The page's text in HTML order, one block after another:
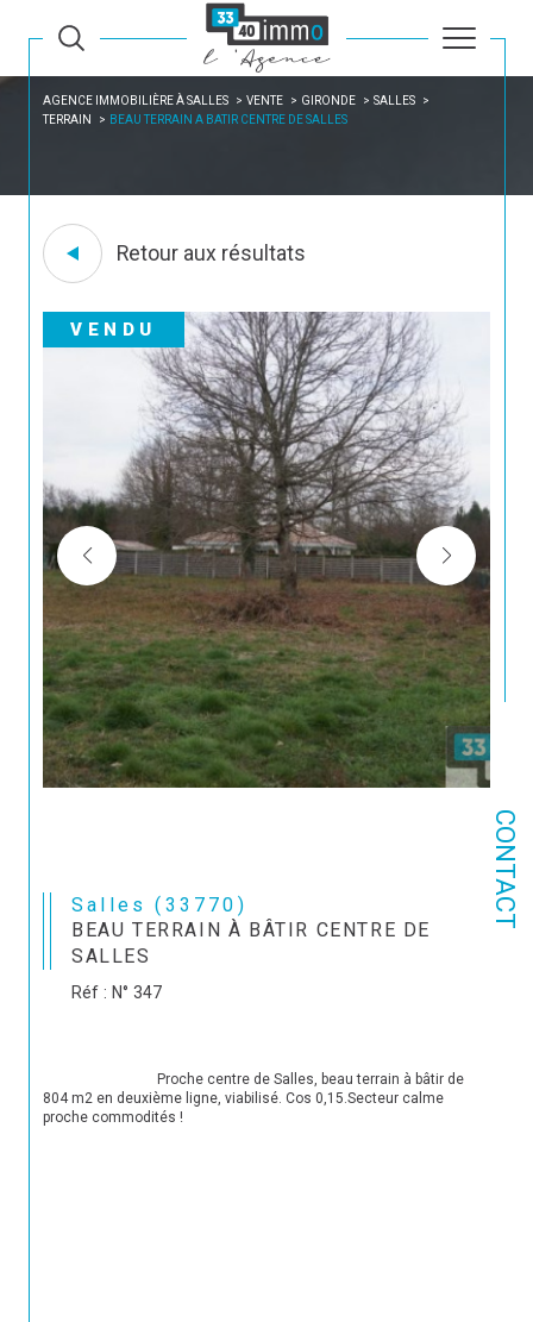
CONTACT
AGENCE IMMOBILIÈRE À SALLES VENTE GIRONDE
SALLES
TERRAIN
BEAU TERRAIN A BATIR CENTRE DE SALLES
Retour aux résultats
VENDU
Salles (33770)
BEAU TERRAIN À BÂTIR CENTRE DE
SALLES
Réf : N° 347
804 m2 en deuxième ligne, viabilisé. Cos 0,15.Secteur calme
proche commodités !